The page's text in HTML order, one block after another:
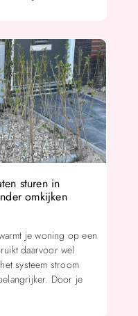
sturen in
omkijken
je woning op een
daarvoor wel
systeem stroom
Door je